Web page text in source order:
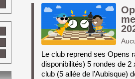
Le club reprend ses Opens
disponibilités) 5 rondes de
club (5 allée de l’Aubisque)